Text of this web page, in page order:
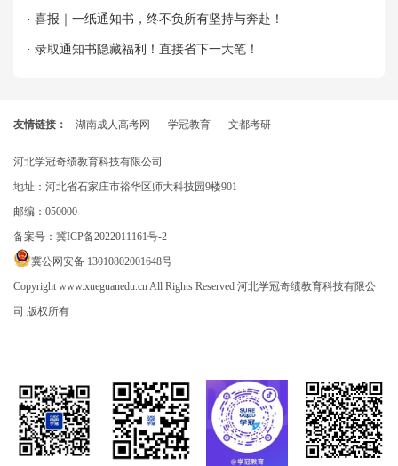
· 喜报｜一纸通知书，终不负所有坚持与奔赴！
· 录取通知书隐藏福利！直接省下一大笔！
友情链接： 湖南成人高考网 学冠教育 文都考研
河北学冠奇绩教育科技有限公司
地址：河北省石家庄市裕华区师大科技园9楼901
邮编：050000
备案号： 冀ICP备2022011161号-2
冀公网安备 13010802001648号
Copyright www.xueguanedu.cn All Rights Reserved 河北学冠奇绩教育科技有限公
司 版权所有